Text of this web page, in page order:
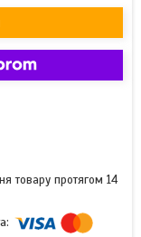
товару протягом 14